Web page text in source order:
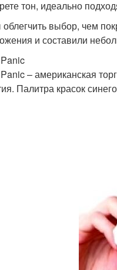
тон, идеально
выбор, чем
и составили
– американская
Палитра красок